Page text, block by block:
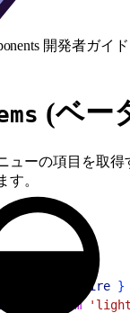
開発者ガイド
(ベー
ューの項目を取得
す。
wire }
from